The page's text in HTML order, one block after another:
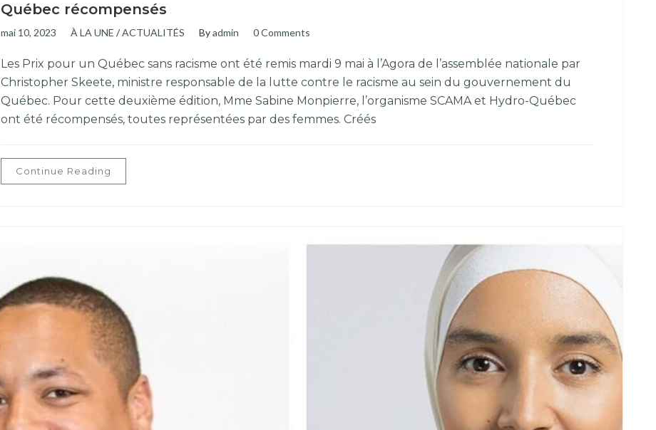
Québec récompensés
mai 10, 2023 À LA UNE /ACTUALITÉS Byadmin 0 Comments
Les Prix pour un Québec sans racisme ont été remis mardi 9 mai à l’Agora de l’assemblée nationale par
Christopher Skeete, ministre responsable de la lutte contre le racisme au sein du gouvernement du
Québec. Pour cette deuxième édition, Mme Sabine Monpierre, l’organisme SCAMA et Hydro-Québec
ont été récompensés, toutes représentées par des femmes. Créés
Continue Reading